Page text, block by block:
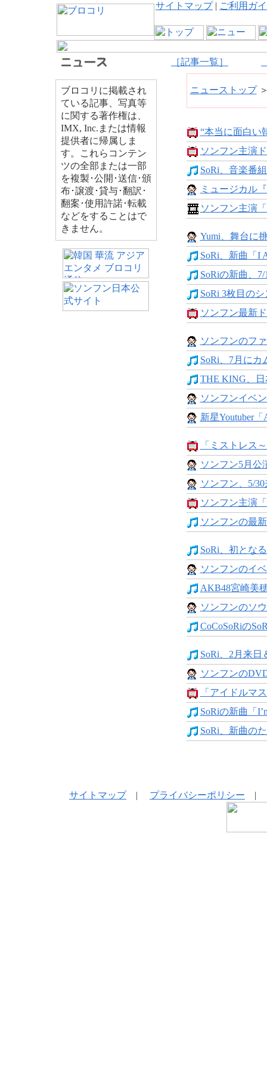
サイトマップ| ご利用ガ
［記事一覧］
ブロコリに掲載され
ている記事、写真等
に関する著作権は、
IMX, Inc.または情報
提供者に帰属しま
す。これらコンテン
ツの全部または一部
を複製･公開･送信･頒
布･譲渡･貸与･翻訳･
翻案･使用許諾･転載
などをすることはで
きません。
ニューストップ
“本当に面白い
ソンフン主演
SoRi、音楽番
ミュージカル
ソンフン主演
Yumi、舞台に
SoRi、新曲「I
SoRiの新曲、
SoRi 3枚目の
ソンフン最新
ソンフンのフ
SoRi、7月にカ
THE KING、日
ソンフンイベ
新星Youtuber「
「ミストレス
ソンフン5月公
ソンフン、5/
ソンフン主演
ソンフンの最
SoRi、初とな
ソンフンのイ
AKB48宮崎美
ソンフンのソ
CoCoSoRiの
SoRi、2月来日
ソンフンの
「アイドルマ
SoRiの新曲「
SoRi、新曲の
サイトマップ| プライバシーポリシー